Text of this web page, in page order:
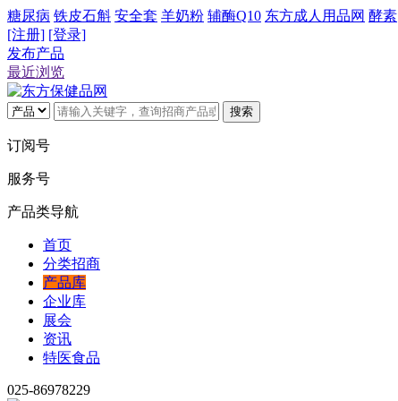
糖尿病 铁皮石斛 安全套 羊奶粉 辅酶Q10 东方成人用品网 酵素
[注册] [登录]
发布产品
最近浏览
搜索
订阅号
服务号
产品类导航
首页
分类招商
产品库
企业库
展会
资讯
特医食品
025-86978229